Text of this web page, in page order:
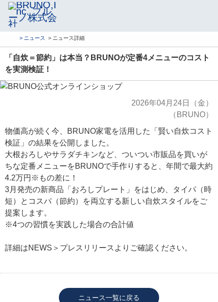
> ニュース > ニュース詳細
「自炊＝節約」は本当？BRUNOが定番4メニューのコスト
を実測検証！
2026年04月24日（金）
（BRUNO）
物価高が続く今、BRUNO家電を活用した「賢い自炊コスト
検証」の結果を公開しました。
大根おろしやサラダチキンなど、ついつい市販品を買いが
ちな定番メニューをBRUNOで手作りすると、年間で最大約
4.2万円※もの差に！
3月発売の新商品「おろしプレート」をはじめ、タイパ（時
短）とコスパ（節約）を両立する新しい自炊スタイルをご
提案します。
※4つの習慣を実践した場合の合計値
詳細はNEWS＞プレスリリースよりご確認ください。
ニュース一覧に戻る